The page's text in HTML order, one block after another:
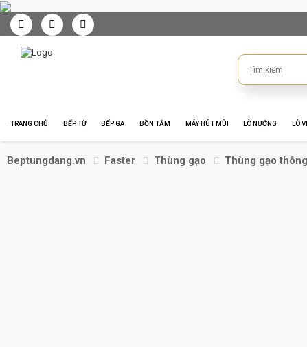
TRANG CHỦ BẾP TỪ BẾP GA BỒN TẮM MÁY HÚT MÙI LÒ NƯỚNG LÒ
Beptungdang.vn Faster Thùng gạo Thùng gạo